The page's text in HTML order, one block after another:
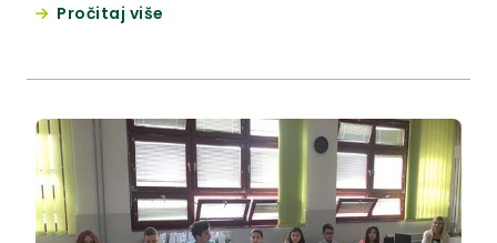
Pročitaj više